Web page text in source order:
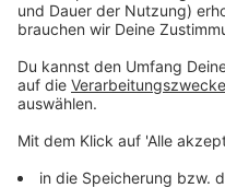
Auch in anderen
"Borbecker Jungs".